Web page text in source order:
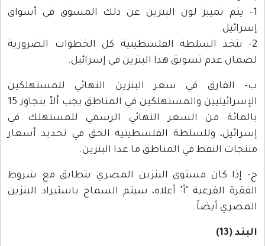
1- يتم تمييز لون البنزين عن ذلك المسوق في أسواق
إسرائيل.
2- تتخذ السلطة الفلسطينية كل الخطوات الضرورية
لضمان عدم تسويق هذا البنزين في إسرائيل.
ب- الفارق في سعر البنزين النهائي للمستهلكين
الإسرائيليين والمستهلكين في المناطق يجب ألاّ يتجاوز 15
بالمائة من السعر النهائي الرسمي للمستهلك في
إسرائيل، وللسلطة الفلسطينية الحق في تحديد أسعار
منتجات النفط في المناطق ما عدا البنزين.
ج- إذا كان مستوى البنزين المصري يتطابق مع شروط
الفقرة الفرعية "أ" أعلاه، سيتم السماح باستيراد البنزين
المصري أيضاً.
البند (13)